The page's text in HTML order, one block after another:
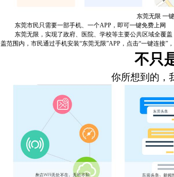
东莞无限 一
东莞市民只需要一部手机、一个APP ，即可一键免费上网
东莞无限，实现了政府、医院、学校等主要公共区域全覆
盖范围内，市民通过手机安装“东莞无限”APP ，点击“一键连接”
不只
你所想到的，